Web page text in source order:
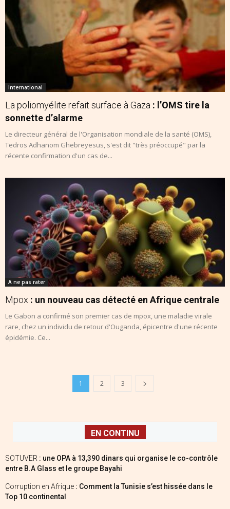
International
La poliomyélite refait surface à Gaza : l’OMS tire la
sonnette d’alarme
Le directeur général de l'Organisation mondiale de la santé (OMS),
Tedros Adhanom Ghebreyesus, s'est dit "très préoccupé" par la
récente confirmation d'un cas de...
A ne pas rater
Mpox : un nouveau cas détecté en Afrique centrale
Le Gabon a confirmé son premier cas de mpox, une maladie virale
rare, chez un individu de retour d'Ouganda, épicentre d'une récente
épidémie. Ce...
1 2 3
EN CONTINU
SOTUVER : une OPA à 13,390 dinars qui organise le co-contrôle
entre B.A Glass et le groupe Bayahi
Corruption en Afrique : Comment la Tunisie s’est hissée dans le
Top 10 continental